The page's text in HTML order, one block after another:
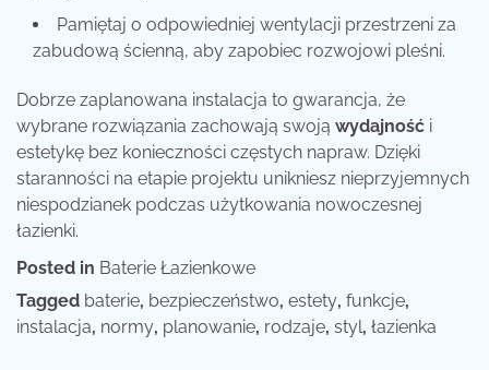
Pamiętaj o odpowiedniej wentylacji przestrzeni za
zabudową ścienną, aby zapobiec rozwojowi pleśni.
Dobrze zaplanowana instalacja to gwarancja, że
wybrane rozwiązania zachowają swoją wydajność i
estetykę bez konieczności częstych napraw. Dzięki
staranności na etapie projektu unikniesz nieprzyjemnych
niespodzianek podczas użytkowania nowoczesnej
łazienki.
Posted in Baterie Łazienkowe
Tagged baterie, bezpieczeństwo, estety, funkcje,
instalacja, normy, planowanie, rodzaje, styl, łazienka